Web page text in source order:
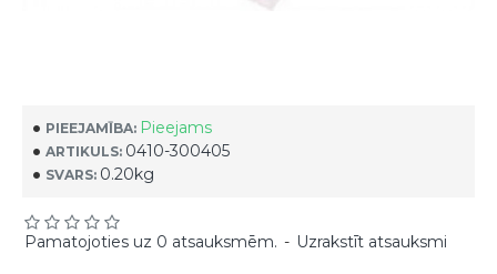
PIEEJAMĪBA: Pieejams
ARTIKULS: 0410-300405
SVARS: 0.20kg
Pamatojoties uz 0 atsauksmēm. - Uzrakstīt atsauksmi